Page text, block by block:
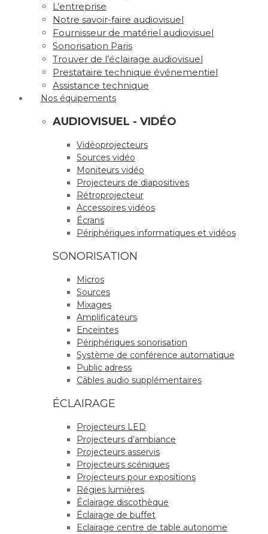
L’entreprise
Notre savoir-faire audiovisuel
Fournisseur de matériel audiovisuel
Sonorisation Paris
Trouver de l’éclairage audiovisuel
Prestataire technique événementiel
Assistance technique
Nos équipements
AUDIOVISUEL - VIDÉO
Vidéoprojecteurs
Sources vidéo
Moniteurs vidéo
Projecteurs de diapositives
Rétroprojecteur
Accessoires vidéos
Écrans
Périphériques informatiques et vidéos
SONORISATION
Micros
Sources
Mixages
Amplificateurs
Enceintes
Périphériques sonorisation
Système de conférence automatique
Public adress
Câbles audio supplémentaires
ÉCLAIRAGE
Projecteurs LED
Projecteurs d’ambiance
Projecteurs asservis
Projecteurs scéniques
Projecteurs pour expositions
Régies lumières
Éclairage discothèque
Éclairage de buffet
Eclairage centre de table autonome